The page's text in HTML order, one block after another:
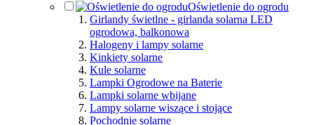
Oświetlenie do ogrodu
Girlandy świetlne - girlanda solarna LED
ogrodowa, balkonowa
Halogeny i lampy solarne
Kinkiety solarne
Kule solarne
Lampki Ogrodowe na Baterie
Lampki solarne wbijane
Lampy solarne wiszące i stojące
Pochodnie solarne